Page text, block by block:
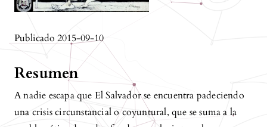
Publicado 2015-09-10
Resumen
A nadie escapa que El Salvador se encuentra padeciendo
una crisis circunstancial o coyuntural, que se suma a la